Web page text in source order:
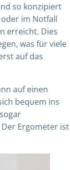
so konzipiert
im Notfall
erreicht. Dies
was für viele
auf das
auf einen
bequem ins
Ergometer ist